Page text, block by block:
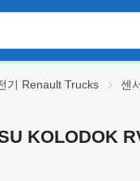
기 Renault Trucks 센
KOLODOK